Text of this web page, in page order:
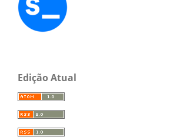
Edição Atual